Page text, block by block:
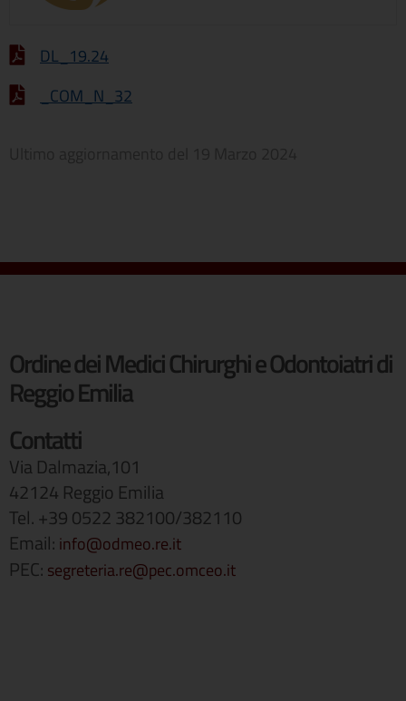
DL_19.24
_COM_N_32
Ordine dei Medici Chirurghi e Odontoiatri di
Reggio Emilia
Contatti
Via Dalmazia,101
42124 Reggio Emilia
Tel. +39 0522 382100/382110
Email: info@odmeo.re.it
PEC: segreteria.re@pec.omceo.it